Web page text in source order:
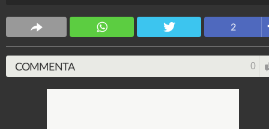
Alessio Morra
34.940.361 1 video- 2
COMMENTA 0